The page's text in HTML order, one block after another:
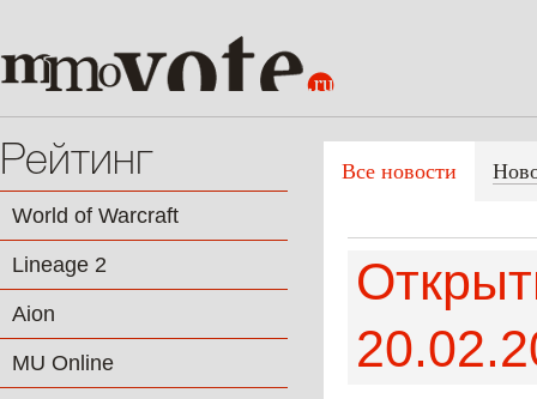
Рейтинг
World of Warcraft
Lineage 2
Aion
MU Online
Все новости